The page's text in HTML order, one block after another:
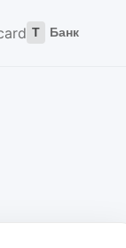
Т Банк